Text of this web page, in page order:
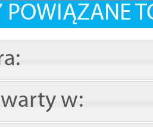
POWIĄZANE
w: